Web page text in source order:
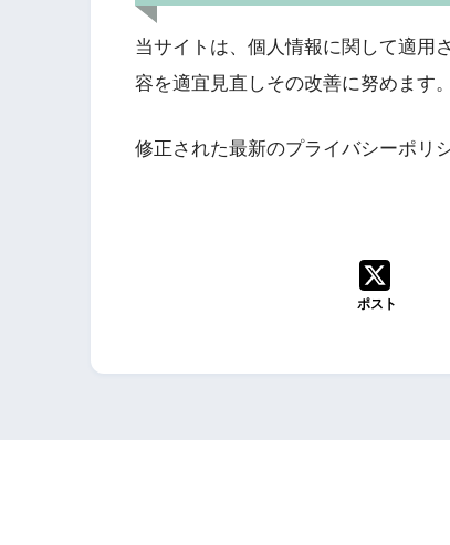
当サイトは、個人情報に関して適用
容を適宜見直しその改善に努めます。
修正された最新のプライバシーポリ
ポスト